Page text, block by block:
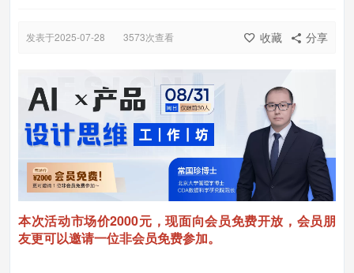
分享
收藏
发表于2025-07-28 3573次查看
本次活动市场价2000元，现面向会员免费开放，会员朋
友更可以邀请一位非会员免费参加。